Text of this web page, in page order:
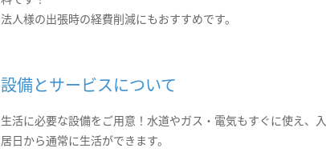
法人様の出張時の経費削減にもおすすめです。
設備とサービスについて
生活に必要な設備をご用意！水道やガス・電気もすぐに使え、入
居日から通常に生活ができます。